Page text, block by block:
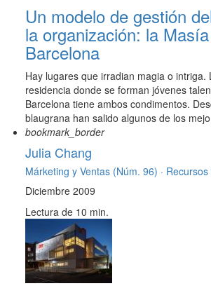
Un modelo de gestión
la organización: la
Barcelona
Hay lugares que irradian magia o intriga.
residencia donde se forman jóvenes
Barcelona tiene ambos condimentos.
blaugrana han salido algunos de los
bookmark_border
Julia Chang
Márketing y Ventas (Núm. 96) ·
Diciembre 2009
Lectura de 10 min.